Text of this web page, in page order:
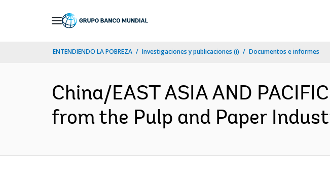
ENTENDIENDO LA POBREZA Investigaciones y publicaciones (i) Documentos e informes
China/EAST ASIA AND
from the Pulp and Paper